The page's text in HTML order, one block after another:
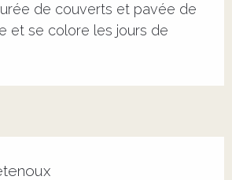
de couverts et pavée de
et se colore les jours de